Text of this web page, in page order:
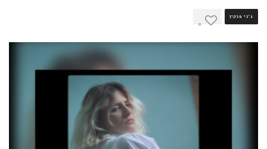
ג'ני פנקין
0